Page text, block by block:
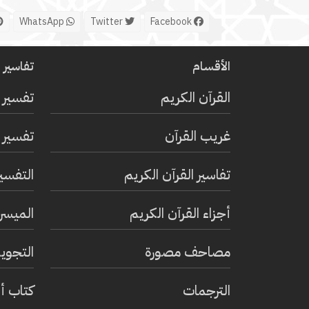
Facebook
Twitter
الأقسام
القرآن الكريم
غريب القرآن
تفاسير القرآن الكريم
أجزاء القرآن الكريم
مصاحف مصورة
الترجمات
تفسير
كتاب